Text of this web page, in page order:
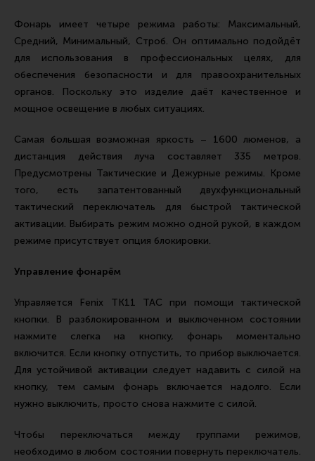
Чистка, уход за оружием и релоадинг
Оружейная химия
Инструменты и другие аксессуары
Шомполы и наборы для чистки
Релоадинг
Линия Огня Медиа
Мероприятия
Обзоры
Фотоотчеты
Фонарь имеет четыре режима работы: Максимальный,
Средний, Минимальный, Строб. Он оптимально подойдёт
для использования в профессиональных целях, для
обеспечения безопасности и для правоохранительных
органов. Поскольку это изделие даёт качественное и
мощное освещение в любых ситуациях.
Самая большая возможная яркость – 1600 люменов, а
дистанция действия луча составляет 335 метров.
Предусмотрены Тактические и Дежурные режимы. Кроме
того, есть запатентованный двухфункциональный
тактический переключатель для быстрой тактической
активации. Выбирать режим можно одной рукой, в каждом
режиме присутствует опция блокировки.
Управление фонарём
Управляется Fenix TK11 TAC при помощи тактической
кнопки. В разблокированном и выключенном состоянии
нажмите слегка на кнопку, фонарь моментально
включится. Если кнопку отпустить, то прибор выключается.
Для устойчивой активации следует надавить с силой на
кнопку, тем самым фонарь включается надолго. Если
нужно выключить, просто снова нажмите с силой.
Чтобы переключаться между группами режимов,
необходимо в любом состоянии повернуть переключатель.